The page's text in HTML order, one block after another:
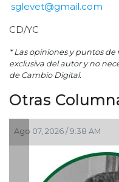
sglevet@gmail.com
CD/YC
* Las opiniones y puntos
exclusiva del autor y no
de Cambio Digital.
Otras
07, 2026 / 9:38 AM